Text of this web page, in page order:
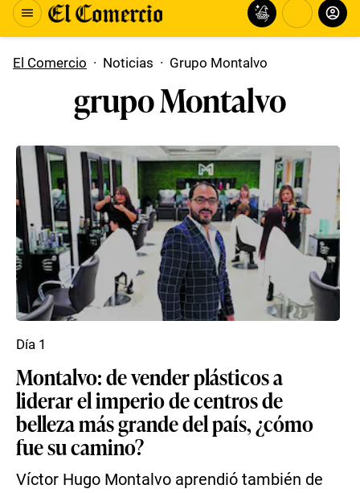
El Comercio · Noticias · Grupo Montalvo
grupo Montalvo
Montalvo: de vender plásticos a
liderar el imperio de centros de
belleza más grande del país, ¿cómo
fue su camino?
Víctor Hugo Montalvo aprendió también de
Día 1